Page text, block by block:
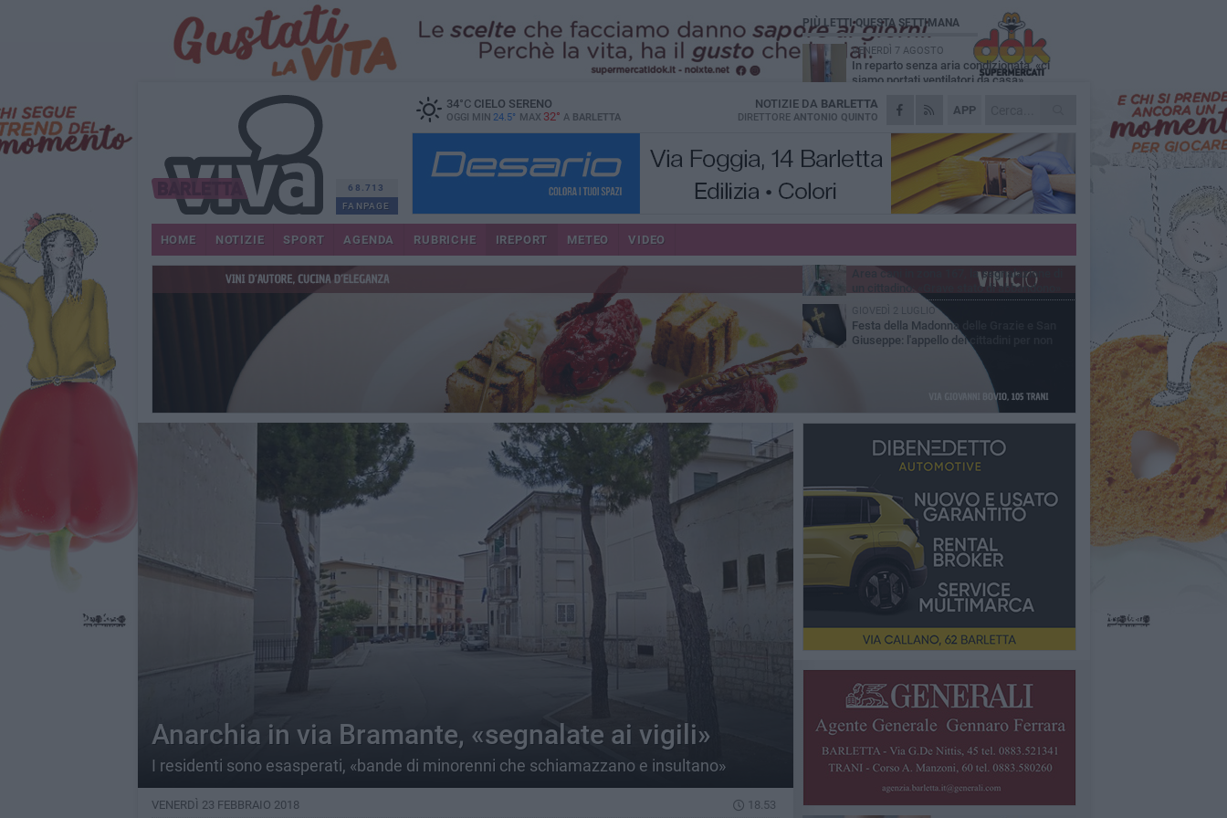
68.713
FANPAGE
34°CCIELO SERENO
OGGI MIN 24.5° MAX 32° A BARLETTA
APP
NOTIZIE DA BARLETTA
DIRETTORE ANTONIO QUINTO
HOME NOTIZIE SPORT AGENDA RUBRICHE IREPORT METEO VIDEO
Anarchia in via Bramante, «segnalate ai vigili»
I residenti sono esasperati, «bande di minorenni che schiamazzano e insultano»
VENERDÌ 23 FEBBRAIO 2018 18.53
PIÙ LETTI QUESTA SETTIMANA
VENERDÌ 7 AGOSTO
In reparto senza aria condizionata, «ci
siamo portati ventilatori da casa»
LUNEDÌ 15 GIUGNO
"Barletta, Parco della dis...Umanità": la
segnalazione di un cittadino
DOMENICA 28 GIUGNO
Allarme blatte, la denuncia di una residente
di via Romagnosi
GIOVEDÌ 9 LUGLIO
Festa patronale, segnalazione di un
MERCOLEDÌ 22 LUGLIO
Area cani in zona 167, la segnalazione di
un cittadino: «Grave stato di abbandono»
GIOVEDÌ 2 LUGLIO
Festa della Madonna delle Grazie e San
Giuseppe: l'appello dei cittadini per non
perdere una tradizione identitaria